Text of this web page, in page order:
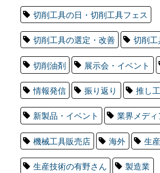
切削工具の日・切削工具フェス
切削工具の選定・改善 切削
切削油剤 展示会・イベント
情報発信 振り返り 推し
新製品・イベント 業界メディ
機械工具販売店 海外 生
生産技術の有野さん 製造業